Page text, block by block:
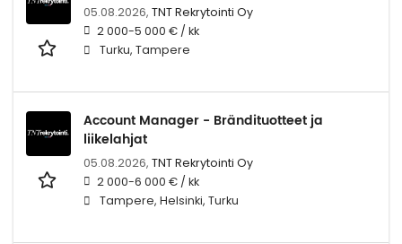
05.08.2026, TNT Rekrytointi Oy
2 000-5 000 € / kk
Turku, Tampere
Account Manager - Brändituotteet ja
liikelahjat
05.08.2026, TNT Rekrytointi Oy
2 000-6 000 € / kk
Tampere, Helsinki, Turku